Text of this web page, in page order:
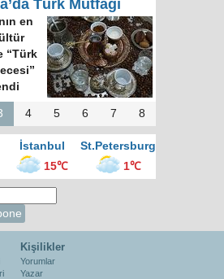
Türk Mutfağı
en
“Türk
4 5 6 7 8
İstanbul
St.Petersburg
15℃ 1℃
Kişilikler
Yorumlar
Yazar